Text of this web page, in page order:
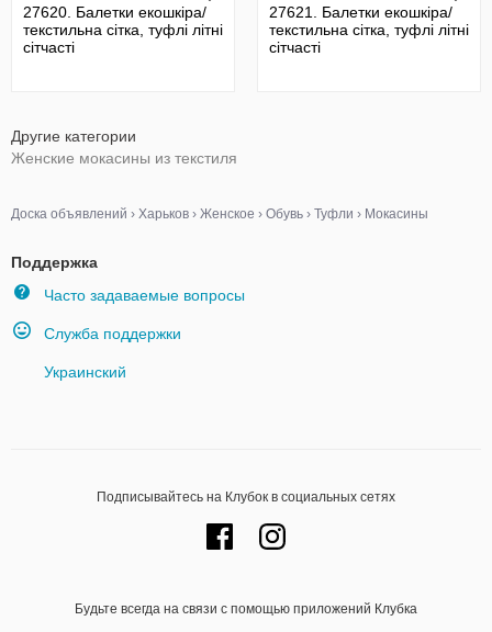
27620. Балетки екошкіра/
текстильна сітка, туфлі літні
сітчасті
27621. Балетки екошкіра/
текстильна сітка, туфлі літні
сітчасті
Другие категории
Женские мокасины из текстиля
Доска объявлений › Харьков › Женское › Обувь › Туфли › Мокасины
Поддержка
Часто задаваемые вопросы
Служба поддержки
Украинский
Подписывайтесь на Клубок в социальных сетях
Будьте всегда на связи с помощью приложений Клубка